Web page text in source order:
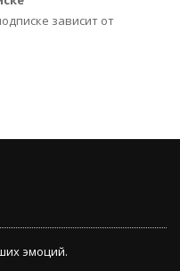
зависит от
эмоций.